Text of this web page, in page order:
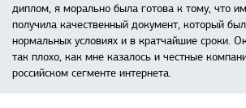
диплом, я морально была готова к тому, что
получила качественный документ, который
нормальных условиях и в кратчайшие сроки.
так плохо, как мне казалось и честные
российском сегменте интернета.